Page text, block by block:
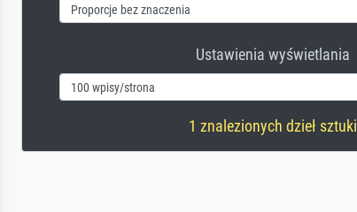
Ustawienia wyświetlania
1 znalezionych dzieł sztuki